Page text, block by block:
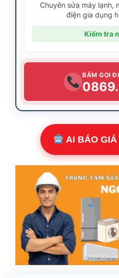
Chuyên sửa máy lạnh,
điện gia dụng
Kiểm tra
BẤM GỌI
AI BÁO